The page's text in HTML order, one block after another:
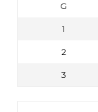
G
1
2
3